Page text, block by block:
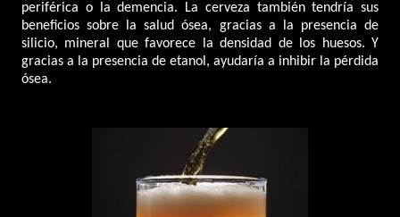
periférica o la demencia. La cerveza también tendría sus
beneficios sobre la salud ósea, gracias a la presencia de
silicio, mineral que favorece la densidad de los huesos. Y
gracias a la presencia de etanol, ayudaría a inhibir la pérdida
ósea.